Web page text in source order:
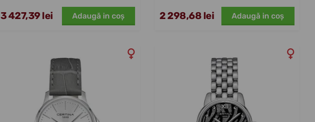
3 427,39 lei Adaugă in coş 2 298,68 lei Adaugă in coş